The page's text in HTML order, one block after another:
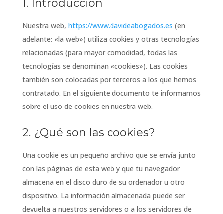
1. Introducción
Nuestra web, https://www.davideabogados.es (en
adelante: «la web») utiliza cookies y otras tecnologías
relacionadas (para mayor comodidad, todas las
tecnologías se denominan «cookies»). Las cookies
también son colocadas por terceros a los que hemos
contratado. En el siguiente documento te informamos
sobre el uso de cookies en nuestra web.
2. ¿Qué son las cookies?
Una cookie es un pequeño archivo que se envía junto
con las páginas de esta web y que tu navegador
almacena en el disco duro de su ordenador u otro
dispositivo. La información almacenada puede ser
devuelta a nuestros servidores o a los servidores de